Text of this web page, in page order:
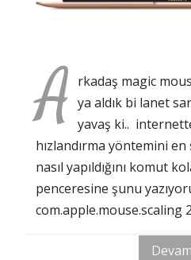
A rkadaş magic
ya aldık bi lanet
yavaş ki..
hızlandırma yöntemini
nasıl yapıldığını komut
penceresine şunu
com.apple.mouse.scaling